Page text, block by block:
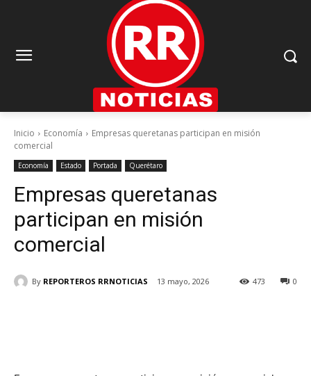
Inicio Economía
Empresas queretanas participan en misión
comercial
Economía Estado Portada Querétaro
Empresas queretanas
participan en misión
comercial
By REPORTEROS RRNOTICIAS 13 mayo, 2026 0
473